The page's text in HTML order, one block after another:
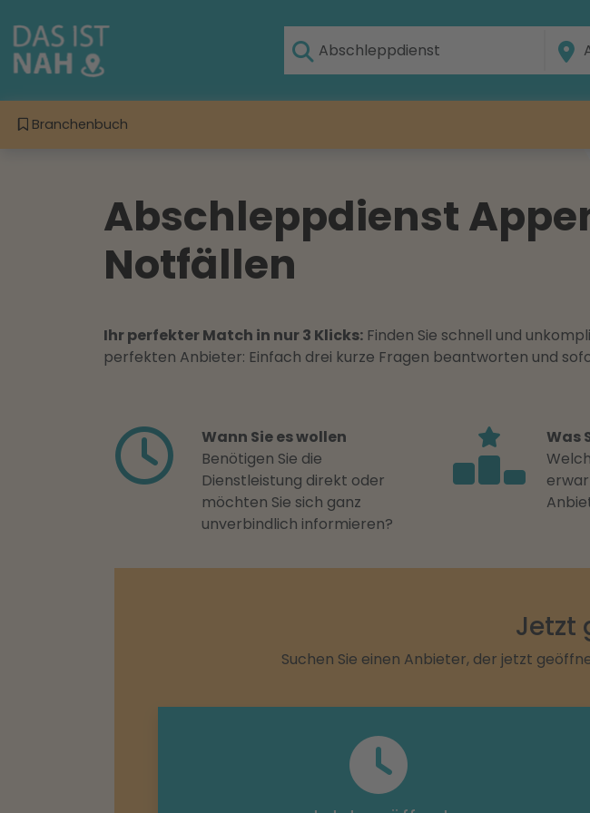
Branchenbuch
Abschleppdienst
Notfällen
Ihr perfekter Match in nur 3 Klicks: Finden Sie schnell und
perfekten Anbieter: Einfach drei kurze Fragen beantworten und
Wann Sie es wollen
Benötigen Sie die
Dienstleistung direkt oder
möchten Sie sich ganz
unverbindlich informieren?
Was
Jetzt
Suchen Sie einen Anbieter, der jetzt